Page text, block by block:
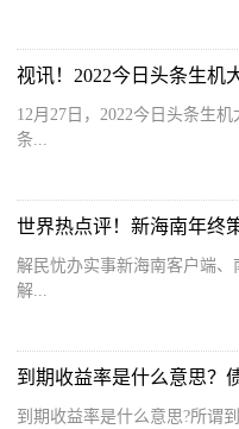
12月27日，2022今日头条生
条...
解民忧办实事新海南客户端、
解...
到期收益率是什么意思？
到期收益率是什么意思?所谓